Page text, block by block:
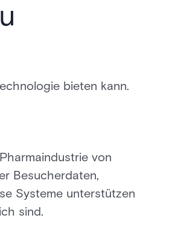
bieten kann.
von
Besucherdaten,
Systeme unterstützen
sind.